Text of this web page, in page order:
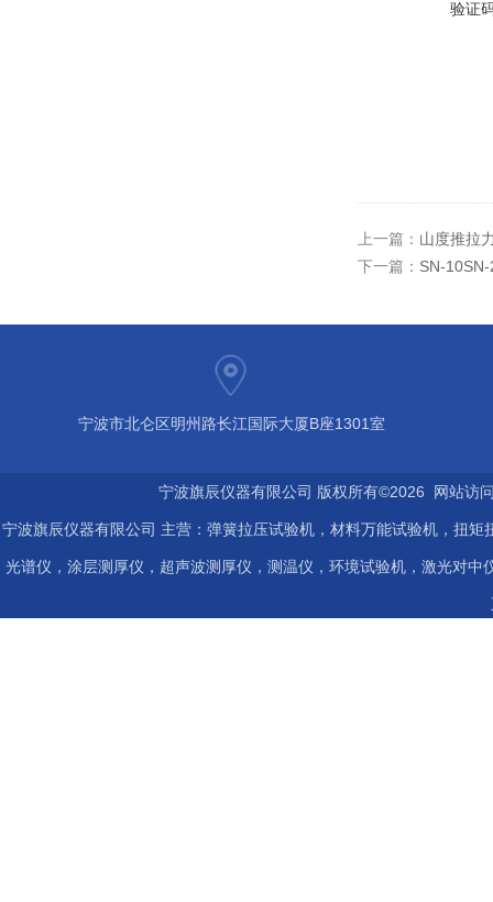
验证
上一篇： 山度推拉
下一篇： SN-
宁波市北仑区明州路长江国际大厦B座1301室
宁波旗辰仪器有限公司 版权所有©2026 网站
宁波旗辰仪器有限公司 主营：弹簧拉压试验机，材料万能试验机，扭
光谱仪，涂层测厚仪，超声波测厚仪，测温仪，环境试验机，激光对